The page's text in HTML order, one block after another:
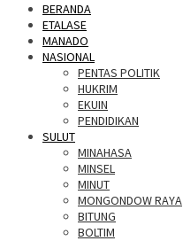
BERANDA
ETALASE
MANADO
NASIONAL
PENTAS POLITIK
HUKRIM
EKUIN
PENDIDIKAN
SULUT
MINAHASA
MINSEL
MINUT
MONGONDOW RAYA
BITUNG
BOLTIM